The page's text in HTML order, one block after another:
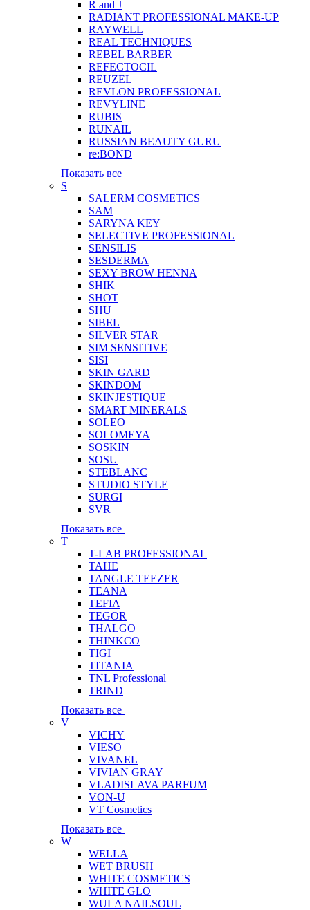
R and J
RADIANT PROFESSIONAL MAKE-UP
RAYWELL
REAL TECHNIQUES
REBEL BARBER
REFECTOCIL
REUZEL
REVLON PROFESSIONAL
REVYLINE
RUBIS
RUNAIL
RUSSIAN BEAUTY GURU
re:BOND
Показать все
S
SALERM COSMETICS
SAM
SARYNA KEY
SELECTIVE PROFESSIONAL
SENSILIS
SESDERMA
SEXY BROW HENNA
SHIK
SHOT
SHU
SIBEL
SILVER STAR
SIM SENSITIVE
SISI
SKIN GARD
SKINDOM
SKINJESTIQUE
SMART MINERALS
SOLEO
SOLOMEYA
SOSKIN
SOSU
STEBLANC
STUDIO STYLE
SURGI
SVR
Показать все
T
T-LAB PROFESSIONAL
TAHE
TANGLE TEEZER
TEANA
TEFIA
TEGOR
THALGO
THINKCO
TIGI
TITANIA
TNL Professional
TRIND
Показать все
V
VICHY
VIESO
VIVANEL
VIVIAN GRAY
VLADISLAVA PARFUM
VON-U
VT Cosmetics
Показать все
W
WELLA
WET BRUSH
WHITE COSMETICS
WHITE GLO
WULA NAILSOUL